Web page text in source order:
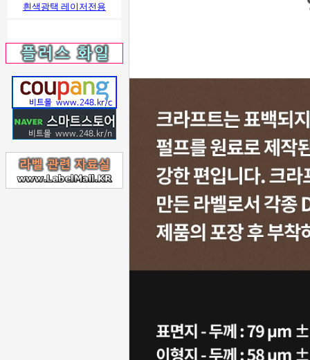
흰색광택 레이저전용